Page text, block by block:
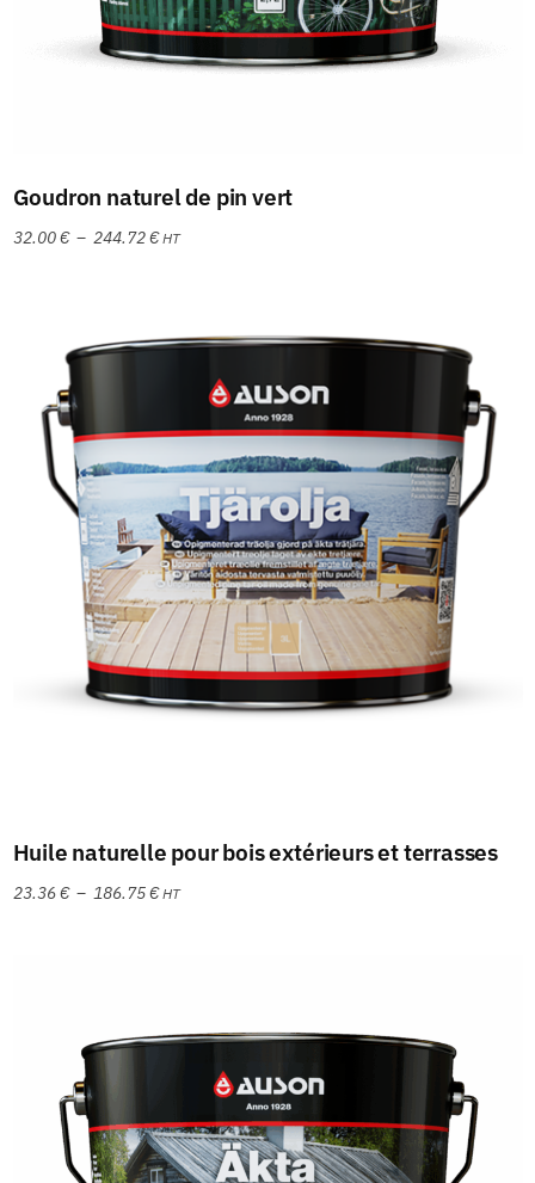
Choix des options
Goudron naturel de pin vert
32.00€ – 244.72€ HT
Choix des options
Huile naturelle pour bois extérieurs et terrasses
23.36€ – 186.75€ HT